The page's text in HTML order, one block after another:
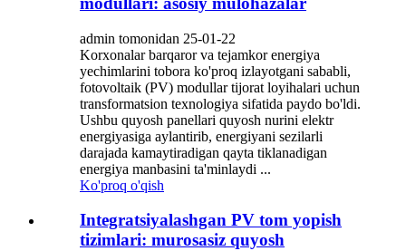
admin tomonidan 25-01-22
Korxonalar barqaror va tejamkor energiya
yechimlarini tobora ko'proq izlayotgani sababli,
fotovoltaik (PV) modullar tijorat loyihalari uchun
transformatsion texnologiya sifatida paydo bo'ldi.
Ushbu quyosh panellari quyosh nurini elektr
energiyasiga aylantirib, energiyani sezilarli
darajada kamaytiradigan qayta tiklanadigan
energiya manbasini ta'minlaydi ...
Ko'proq o'qish
Integratsiyalashgan PV tom yopish
tizimlari: murosasiz quyosh